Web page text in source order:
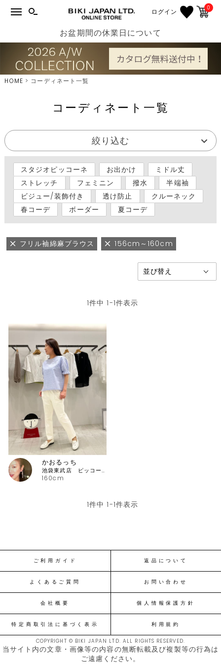
ログイン 0
お盆期間の休業日について
HOME コーディネート一覧
コーディネート一覧
絞り込む
スタジオピッコーネ お出かけ
ミドル丈
ストレッチ
フェミニン 撥水
半端袖
ビジュー/装飾付き
透け防止
クルーネック
春コーデ
ボーダー 夏コーデ
フリル袖綿麻ブラウス 156cm～160cm
1件中 1-1件表示
160cm
かおるっち
池袋東武店 ピッコーネ・ピッコーネクラブ
1件中 1-1件表示
ご利用ガイド 返品について
よくあるご質問 お問い合わせ
会社概要 個人情報保護方針
特定商取引法に基づく表示 利用規約
COPYRIGHT © BIKI JAPAN LTD. ALL RIGHTS RESERVED.
当サイト内の文章・画像等の内容の無断転載及び複製等の行為は
ご遠慮ください。